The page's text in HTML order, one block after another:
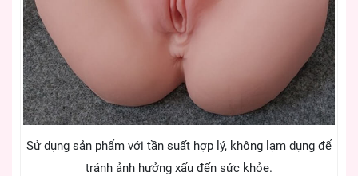
Sử dụng sản phẩm với tần suất hợp lý, không lạm dụng để
tránh ảnh hưởng xấu đến sức khỏe.